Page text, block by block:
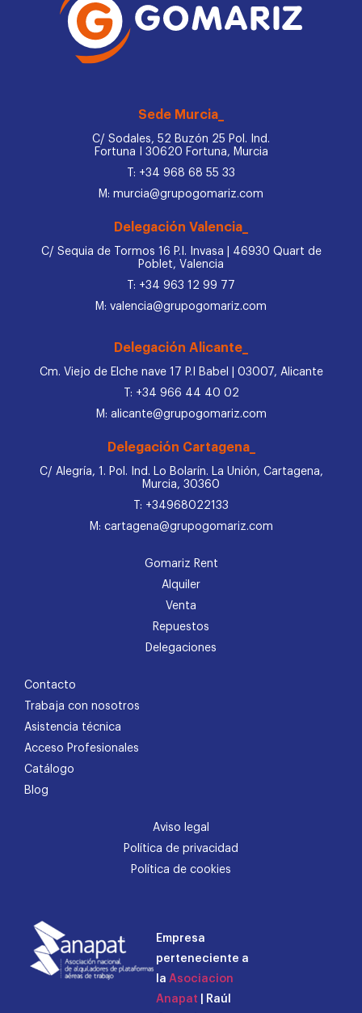
Sede Murcia_
C/ Sodales, 52 Buzón 25 Pol. Ind.
Fortuna I 30620 Fortuna, Murcia
T: +34 968 68 55 33
M: murcia@grupogomariz.com
Delegación Valencia_
C/ Sequia de Tormos 16 P.I. Invasa | 46930 Quart de
Poblet, Valencia
T: +34 963 12 99 77
M: valencia@grupogomariz.com
Delegación Alicante_
Cm. Viejo de Elche nave 17 P.I Babel | 03007, Alicante
T: +34 966 44 40 02
M: alicante@grupogomariz.com
Delegación Cartagena_
C/ Alegría, 1. Pol. Ind. Lo Bolarín. La Unión, Cartagena,
Murcia, 30360
T: +34968022133
M: cartagena@grupogomariz.com
Gomariz Rent
Alquiler
Venta
Repuestos
Delegaciones
Contacto
Trabaja con nosotros
Asistencia técnica
Acceso Profesionales
Catálogo
Blog
Aviso legal
Política de privacidad
Política de cookies
Empresa
perteneciente a
la Asociacion
Anapat | Raúl